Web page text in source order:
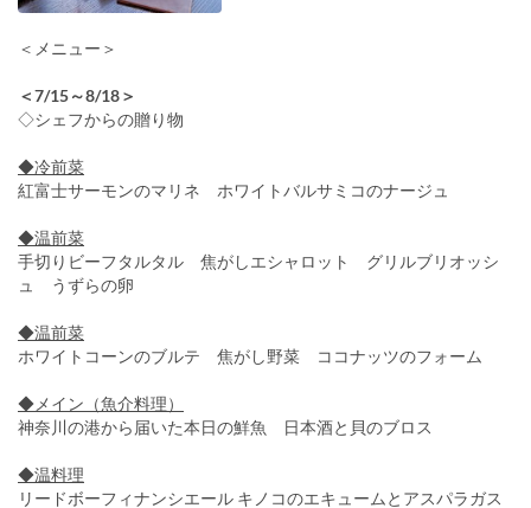
＜メニュー＞
＜7/15～8/18＞
◇シェフからの贈り物
◆冷前菜
紅富士サーモンのマリネ ホワイトバルサミコのナージュ
◆温前菜
手切りビーフタルタル 焦がしエシャロット グリルブリオッシ
ュ うずらの卵
◆温前菜
ホワイトコーンのブルテ 焦がし野菜 ココナッツのフォーム
◆メイン（魚介料理）
神奈川の港から届いた本日の鮮魚 日本酒と貝のブロス
◆温料理
リードボーフィナンシエール キノコのエキュームとアスパラガス